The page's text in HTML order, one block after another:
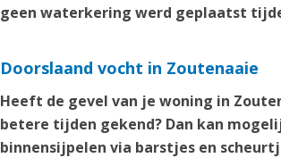
geen waterkering werd geplaatst
Doorslaand vocht in Zoutenaaie
Heeft de gevel van je woning in
betere tijden gekend? Dan kan
binnensijpelen via barstjes en